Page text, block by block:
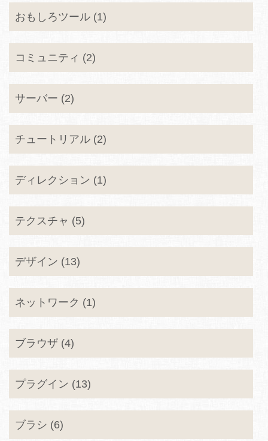
おもしろツール (1)
コミュニティ (2)
サーバー (2)
チュートリアル (2)
ディレクション (1)
テクスチャ (5)
デザイン (13)
ネットワーク (1)
ブラウザ (4)
プラグイン (13)
ブラシ (6)